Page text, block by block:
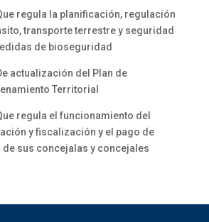
regula la planificación, regulación
transporte terrestre y seguridad
de bioseguridad
actualización del Plan de
Territorial
regula el funcionamiento del
y fiscalización y el pago de
sus concejalas y concejales